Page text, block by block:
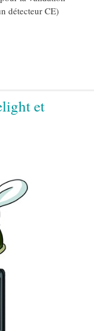
détecteur CE)
et